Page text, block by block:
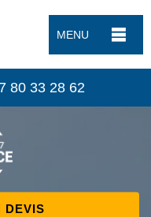
MENU
80 33 28 62
DEVIS